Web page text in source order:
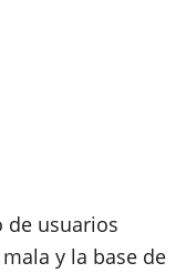
de usuarios
y la base de